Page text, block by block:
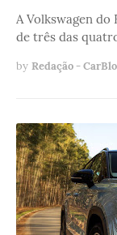
A Volkswagen
de três das
by Redação -